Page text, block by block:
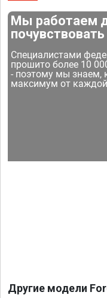
Мы работаем
Специалистами
прошито более 10
- поэтому мы знаем,
максимум от
Другие модели